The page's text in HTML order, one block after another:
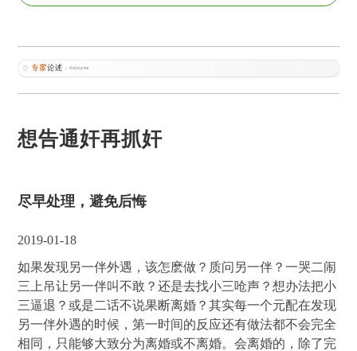
想告通奸再抓奸
尽早处理，避免后悔
2019-01-18
如果发现另一伴外遇，该怎麽做？质问另一伴？一哭二闹
三上吊让另一伴叫不敢？还是去找小三呛声？想办法把小
三逼退？或是二话不说果断离婚？其实每一个元配在发现
另一伴外遇的时候，第一时间的反应还有做法都不会完全
相同，只能够大致分为离婚或不离婚。会离婚的，除了完